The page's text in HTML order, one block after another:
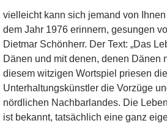
vielleicht kann sich jemand von
dem Jahr 1976 erinnern, gesungen
Dietmar Schönherr. Der Text: „Das
Dänen und mit denen, denen Dänen
diesem witzigen Wortspiel priesen
Unterhaltungskünstler die Vorzüge
nördlichen Nachbarlandes. Die
ist bekannt, tatsächlich eine ganz